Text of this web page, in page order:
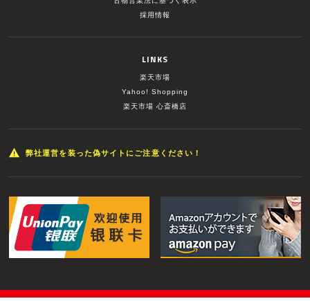
採用情報
LINKS
楽天市場
Yahoo! Shopping
楽天市場 心斎橋店
弊社運営を装った偽サイトにご注意ください！